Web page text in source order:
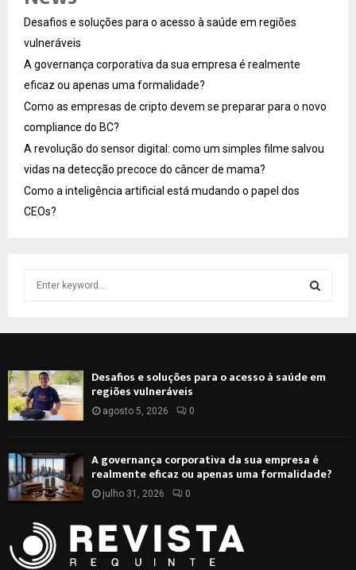
Desafios e soluções para o acesso à saúde em regiões
vulneráveis
A governança corporativa da sua empresa é realmente
eficaz ou apenas uma formalidade?
Como as empresas de cripto devem se preparar para o novo
compliance do BC?
A revolução do sensor digital: como um simples filme salvou
vidas na detecção precoce do câncer de mama?
Como a inteligência artificial está mudando o papel dos
CEOs?
f
o
r
A
H
Desafios e soluções para o acesso à saúde em
regiões vulneráveis
agosto 5, 2026 0
A governança corporativa da sua empresa é
realmente eficaz ou apenas uma formalidade?
julho 31, 2026 0